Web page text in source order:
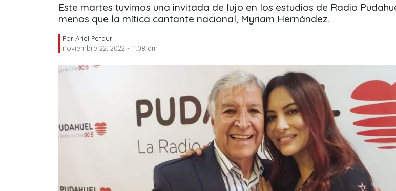
Este martes tuvimos una invitada de lujo en los estudios de Radio
menos que la mítica cantante nacional, Myriam Hernández.
Por Ariel Pefaur
noviembre 22, 2022 - 11:08 am